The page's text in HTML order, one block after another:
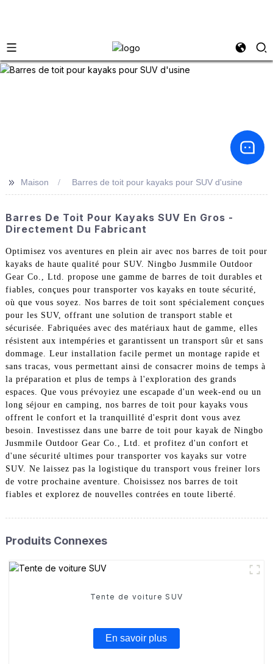
>> Maison Barres de toit pour kayaks pour SUV d'usine
Barres De Toit Pour Kayaks SUV En Gros -
Directement Du Fabricant
Optimisez vos aventures en plein air avec nos barres de toit pour
kayaks de haute qualité pour SUV. Ningbo Jusmmile Outdoor
Gear Co., Ltd. propose une gamme de barres de toit durables et
fiables, conçues pour transporter vos kayaks en toute sécurité,
où que vous soyez. Nos barres de toit sont spécialement conçues
pour les SUV, offrant une solution de transport stable et
sécurisée. Fabriquées avec des matériaux haut de gamme, elles
résistent aux intempéries et garantissent un transport sûr et sans
dommage. Leur installation facile permet un montage rapide et
sans tracas, vous permettant ainsi de consacrer moins de temps à
la préparation et plus de temps à l'exploration des grands
espaces. Que vous prévoyiez une escapade d'un week-end ou un
long séjour en camping, nos barres de toit pour kayaks vous
offrent le confort et la tranquillité d'esprit dont vous avez
besoin. Investissez dans une barre de toit pour kayak de Ningbo
Jusmmile Outdoor Gear Co., Ltd. et profitez d'un confort et
d'une sécurité ultimes pour transporter vos kayaks sur votre
SUV. Ne laissez pas la logistique du transport vous freiner lors
de votre prochaine aventure. Choisissez nos barres de toit
fiables et explorez de nouvelles contrées en toute liberté.
Produits Connexes
Tente de voiture SUV
En savoir plus